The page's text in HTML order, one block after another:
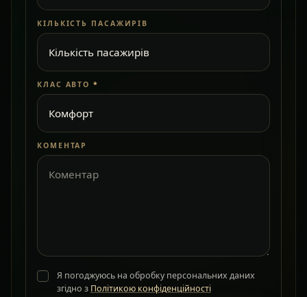
КІЛЬКІСТЬ ПАСАЖИРІВ
КЛАС АВТО *
КОМЕНТАР
Я погоджуюсь на обробку персональних даних
згідно з Політикою конфіденційності